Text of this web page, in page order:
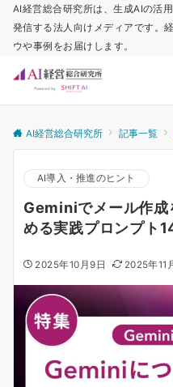
AI経営総合研究所は、生成AIの活
発信する法人向けメディアです。
ウや事例をお届けします。
AI経営総合研究所 記事一覧
AI導入・推進のヒント
Geminiでメール作成
める実践プロンプト
2025年10月9日 2025年11